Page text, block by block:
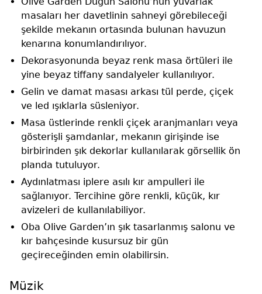
masaları her davetlinin sahneyi görebileceği
şekilde mekanın ortasında bulunan havuzun
kenarına konumlandırılıyor.
Dekorasyonunda beyaz renk masa örtüleri ile
yine beyaz tiffany sandalyeler kullanılıyor.
Gelin ve damat masası arkası tül perde, çiçek
ve led ışıklarla süsleniyor.
Masa üstlerinde renkli çiçek aranjmanları veya
gösterişli şamdanlar, mekanın girişinde ise
birbirinden şık dekorlar kullanılarak görsellik ön
planda tutuluyor.
Aydınlatması iplere asılı kır ampulleri ile
sağlanıyor. Tercihine göre renkli, küçük, kır
avizeleri de kullanılabiliyor.
Oba Olive Garden’ın şık tasarlanmış salonu ve
kır bahçesinde kusursuz bir gün
geçireceğinden emin olabilirsin.
Müzik